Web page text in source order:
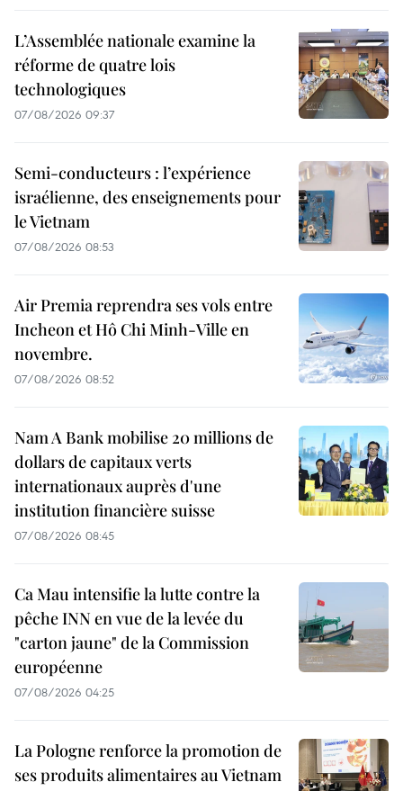
L’Assemblée nationale examine la
réforme de quatre lois
technologiques
07/08/2026 09:37
Semi-conducteurs : l’expérience
israélienne, des enseignements pour
le Vietnam
07/08/2026 08:53
Air Premia reprendra ses vols entre
Incheon et Hô Chi Minh-Ville en
novembre.
07/08/2026 08:52
Nam A Bank mobilise 20 millions de
dollars de capitaux verts
internationaux auprès d'une
institution financière suisse
07/08/2026 08:45
Ca Mau intensifie la lutte contre la
pêche INN en vue de la levée du
"carton jaune" de la Commission
européenne
07/08/2026 04:25
La Pologne renforce la promotion de
ses produits alimentaires au Vietnam